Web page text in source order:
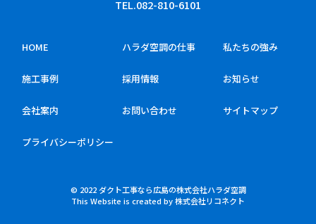
TEL.082-810-6101
HOME ハラダ空調の仕事 私たちの強み
施工事例 採用情報 お知らせ
会社案内 お問い合わせ サイトマップ
プライバシーポリシー
© 2022 ダクト工事なら広島の株式会社ハラダ空調
This Website is created by株式会社リコネクト